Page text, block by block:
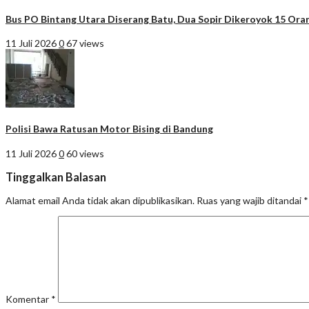
Bus PO Bintang Utara Diserang Batu, Dua Sopir Dikeroyok 15
11 Juli 2026067 views
Polisi Bawa Ratusan Motor Bising di Bandung
11 Juli 2026060 views
Tinggalkan Balasan
Alamat email Anda tidak akan dipublikasikan. Ruas yang wajib ditandai *
Komentar *